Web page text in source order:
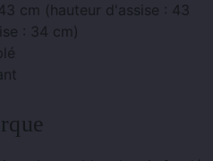
cm (hauteur d'assise : 43
: 34 cm)